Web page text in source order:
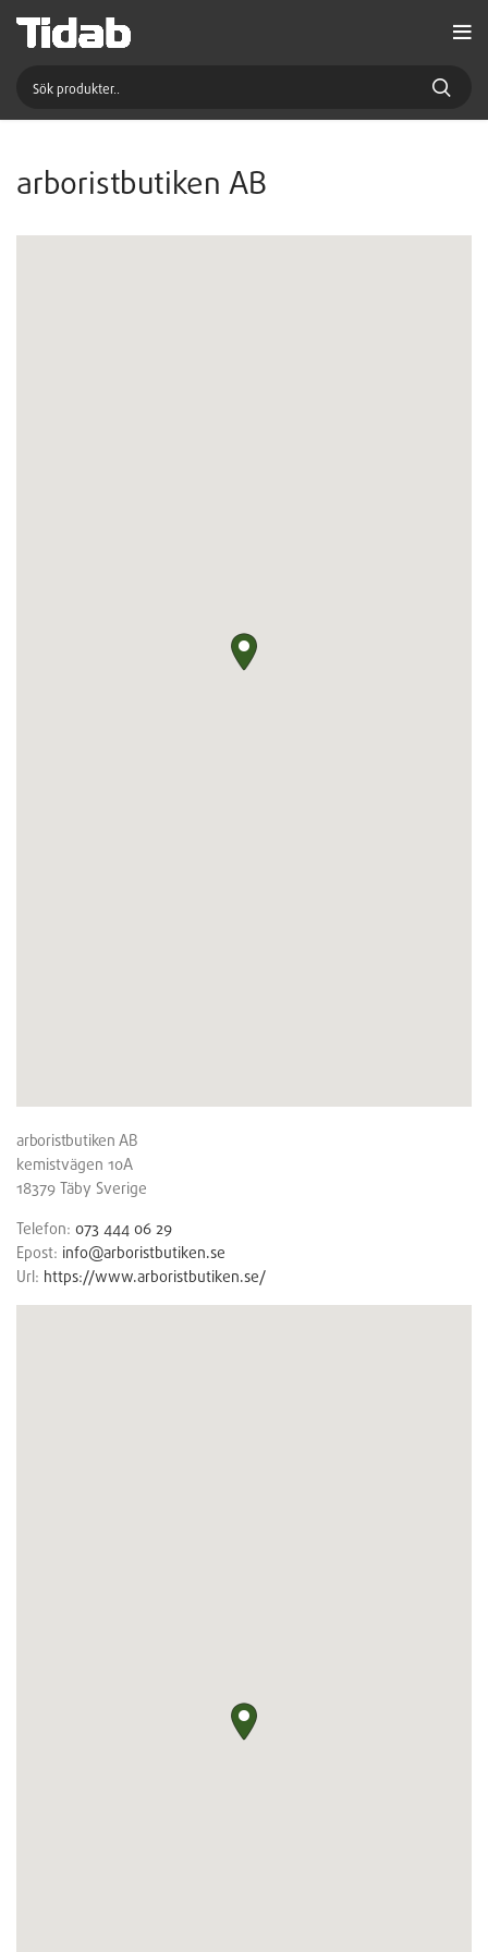
arboristbutiken AB
arboristbutiken AB
kemistvägen 10A
18379 Täby Sverige
Telefon: 073 444 06 29
Epost: info@arboristbutiken.se
Url: https://www.arboristbutiken.se/